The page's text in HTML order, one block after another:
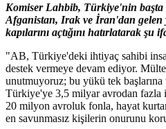
Komiser Lahbib, Türkiye'nin başta
Afganistan, Irak ve İran'dan gelen
kapılarını açtığını hatırlatarak şu
"AB, Türkiye'deki ihtiyaç sahibi
destek vermeye devam ediyor.
unutmuyoruz; bu yükü tek başlarına
Türkiye'ye 3,5 milyar avrodan fazla
20 milyon avroluk fonla, hayat
en savunmasız kişilerin onurunu